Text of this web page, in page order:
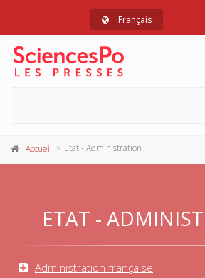
Français
Accueil Etat - Administration
ETAT -
Administration française